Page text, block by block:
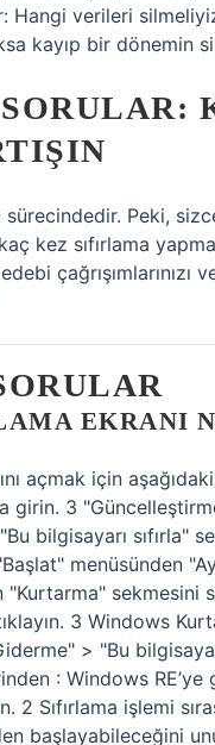
verileri
kayıp bir dönemin
Peki,
kez sıfırlama
çağrışımlarınızı
EKRANI
açmak için
girin. 3
bilgisayarı sıfırla"
menüsünden
sekmesini
3 Windows
> "Bu
: Windows
2 Sıfırlama işlemi
başlayabileceğini